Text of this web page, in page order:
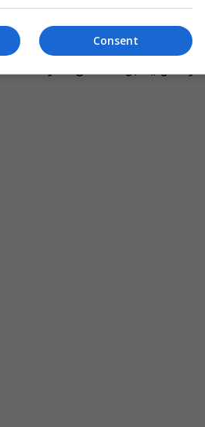
من الإقصاء، إلا أنأحلام
الدولية بواحدة من أكثر لحظات
Consent